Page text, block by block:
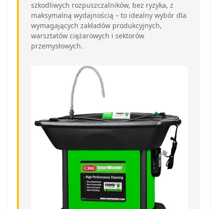
szkodliwych rozpuszczalników, bez ryzyka, z
maksymalną wydajnością – to idealny wybór dla
wymagających zakładów produkcyjnych,
warsztatów ciężarowych i sektorów
przemysłowych.